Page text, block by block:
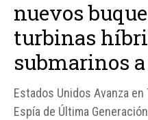
nuevos
turbinas
submarinos
Estados Unidos Avanza
Espía de Última